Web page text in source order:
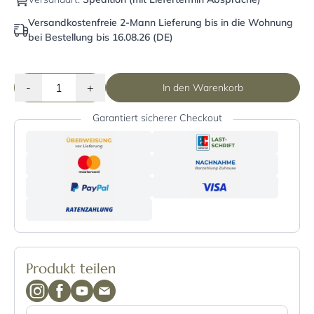
Versandkostenfreie 2-Mann Lieferung bis in die Wohnung
bei Bestellung bis 16.08.26 (DE)
- + In den Warenkorb
Garantiert sicherer Checkout
Produkt teilen